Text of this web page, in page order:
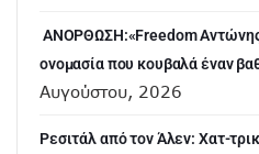
ANOΡΘΩΣΗ:«Freedom
ονομασία που κουβαλά έναν
Αυγούστου, 2026
Ρεσιτάλ από τον Άλεν: Χατ-